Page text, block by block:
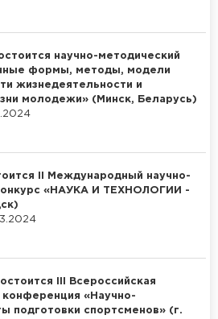
научно-методический
формы, методы, модели
жизнедеятельности и
молодежи» (Минск, Беларусь)
II Международный научно-
«НАУКА И ТЕХНОЛОГИИ -
III Всероссийская
конференция «Научно-
подготовки спортсменов» (г.